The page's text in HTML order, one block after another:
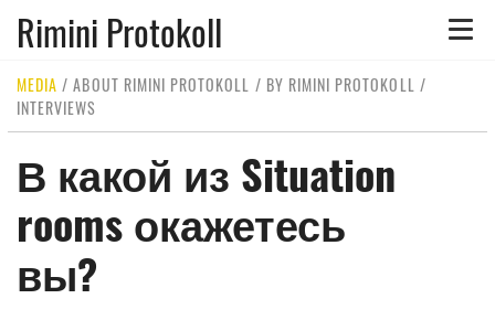
Toggle
Rimini Protokoll
MEDIA /ABOUT RIMINI PROTOKOLL / BY RIMINI PROTOKOLL /
INTERVIEWS
В какой из Situation
rooms окажетесь
вы?